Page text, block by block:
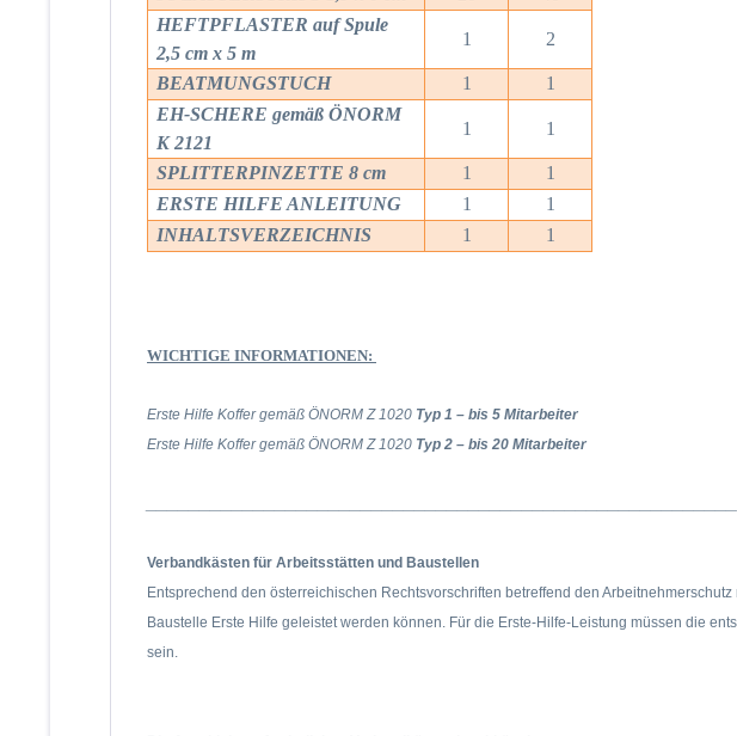
HEFTPFLASTER auf Spule
2,5 cm x 5 m
1 2
BEATMUNGSTUCH 1
1
EH-SCHERE gemäß ÖNORM
K 2121
1 1
SPLITTERPINZETTE 8 cm 1
1
ERSTE HILFE ANLEITUNG
1
1
INHALTSVERZEICHNIS
1 1
WICHTIGE INFORMATIONEN:
Erste Hilfe Koffer gemäß ÖNORM Z 1020 Typ 1 – bis 5 Mitarbeiter
Erste Hilfe Koffer gemäß ÖNORM Z 1020 Typ 2 – bis 20 Mitarbeiter
Verbandkästen für Arbeitsstätten und Baustellen
Entsprechend den österreichischen Rechtsvorschriften betreffend den
Baustelle Erste Hilfe geleistet werden können. Für die Erste-Hilfe-Leistung müssen die
sein.